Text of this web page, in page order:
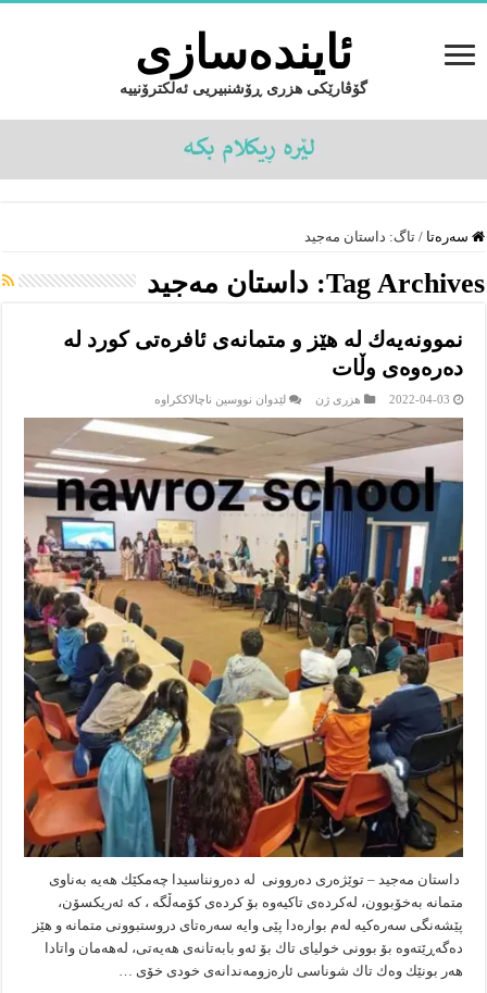
ئایندەسازى
گۆڤارێکی هزری ڕۆشنبیریی ئەلکترۆنییە
سەرەتا / تاگ: داستان مەجید
Tag Archives: داستان مەجید
نموونەیەك لە هێز و متمانەی ئافرەتی كورد لە
دەرەوەی وڵات
2022-04-03 هزرى ژن لێدوان نووسین ناچالاککراوە
لە
هێز
متمانەی
ئافرەتی
كورد
لە
دەرەوەی
وڵات
داستان مەجید – توێژەری دەروونی لە دەرونناسیدا چەمكێك هەیە بەناوی
متمانە بەخۆبوون، لەكردەی تاكیەوە بۆ كردەی كۆمەڵگە ، كە ئەریكسۆن،
پێشەنگی سەرەكیە لەم بوارەدا پێی وایە سەرەتای دروستبوونی متمانە و هێز
دەگەڕێتەوە بۆ بوونی خولیای تاك بۆ ئەو بابەتانەی هەیەتی، لەهەمان واتادا
هەر بونێك وەك تاك شوناسی ئارەزومەندانەی خودی خۆی …